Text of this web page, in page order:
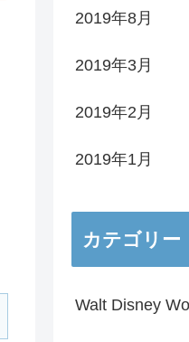
2019年8月
2019年3月
2019年2月
2019年1月
カテゴリー
Walt Disney